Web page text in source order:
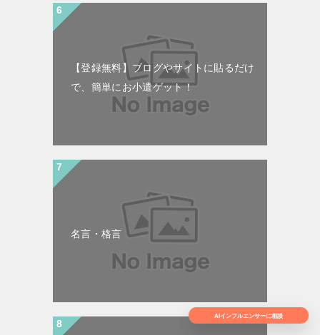
【登録無料】ブログやサイトに貼るだけ
で、簡単にお小遣ゲット！
名言・格言
AIインフルエンサーに相談